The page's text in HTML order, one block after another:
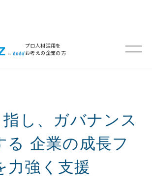
プロ人材活用を
お考えの企業の方
し、ガバナンス
る 企業の成長フ
力強く支援